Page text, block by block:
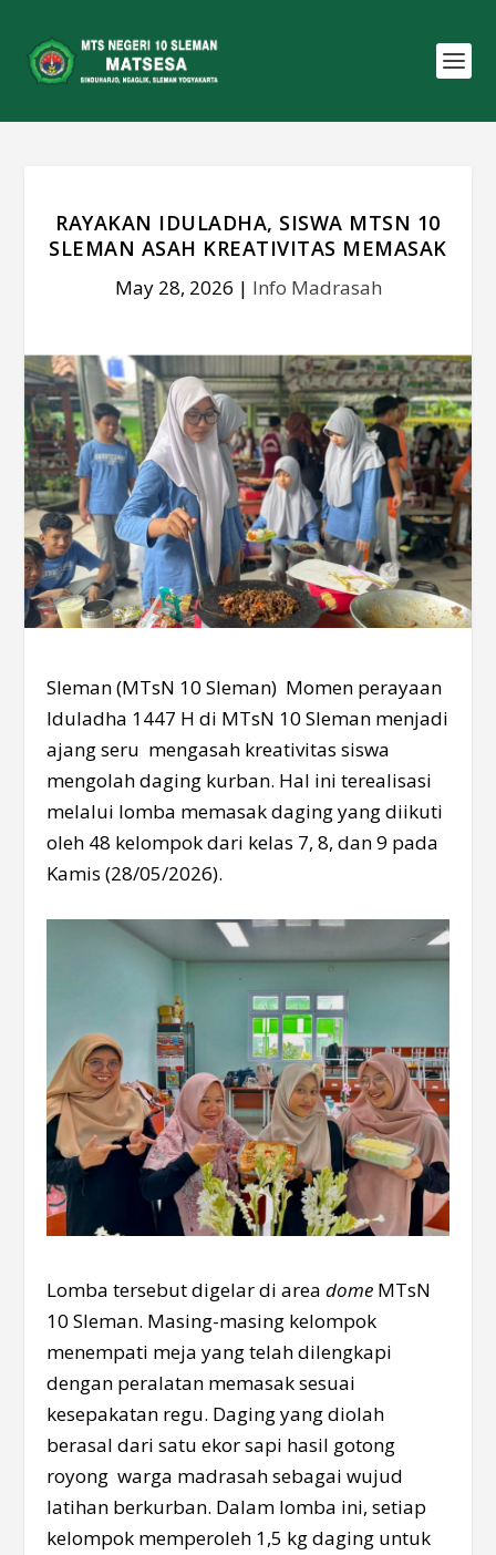
RAYAKAN IDULADHA, SISWA MTSN 10
SLEMAN ASAH KREATIVITAS MEMASAK
May 28, 2026 | Info Madrasah
Sleman (MTsN 10 Sleman) Momen perayaan
Iduladha 1447 H di MTsN 10 Sleman menjadi
ajang seru mengasah kreativitas siswa
mengolah daging kurban. Hal ini terealisasi
melalui lomba memasak daging yang diikuti
oleh 48 kelompok dari kelas 7, 8, dan 9 pada
Kamis (28/05/2026).
Lomba tersebut digelar di areadome MTsN
10 Sleman. Masing-masing kelompok
menempati meja yang telah dilengkapi
dengan peralatan memasak sesuai
kesepakatan regu. Daging yang diolah
berasal dari satu ekor sapi hasil gotong
royong warga madrasah sebagai wujud
latihan berkurban. Dalam lomba ini, setiap
kelompok memperoleh 1,5 kg daging untuk